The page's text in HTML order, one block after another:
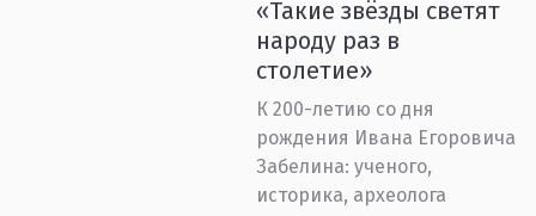
«Такие звёзды светят
народу раз в
столетие»
К 200-летию со дня
рождения Ивана Егоровича
Забелина: ученого,
историка, археолога